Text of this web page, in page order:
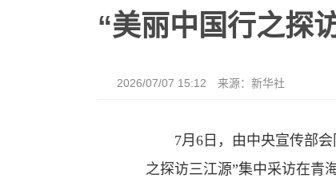
“美丽中国行之探
2026/07/07 15:12 来源：新华社
7月6日，由中央宣传部会
之探访三江源”集中采访在青